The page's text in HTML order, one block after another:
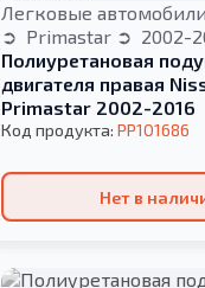
Легковые автомобили
Primastar
2002-
Полиуретановая
двигателя правая
Primastar 2002-2016
Код продукта: PP101686
Нет в